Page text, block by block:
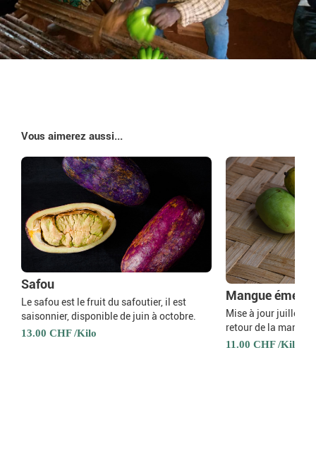
Vous aimerez aussi...
Safou
Le safou est le fruit du safoutier, il est
saisonnier, disponible de juin à octobre.
13.00 CHF /Kilo
Mangue
Mise à jour juillet
retour de la
11.00 CHF /Kilo